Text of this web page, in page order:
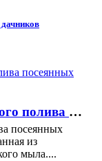
Самодельная лейка для бережного полива посеянных семян
посеянных
из
мыла....